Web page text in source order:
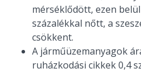
mérséklődött, ezen
százalékkal nőtt, a
csökkent.
A járműüzemanyagok
ruházkodási cikkek 0,4